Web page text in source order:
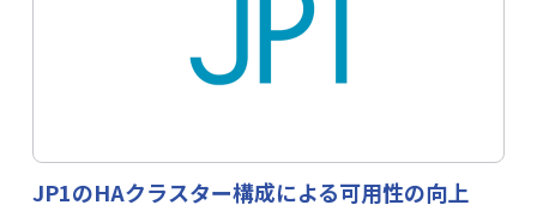
務基盤となる重要なソフトウェアが停止すると、基幹業
務プロセス全体が停止するリスクがあります。
LifeKeeperは、これらの重要ソフトウェアを含む基幹系
を高めます。
JP1のHAクラスター構成による可用性の向上